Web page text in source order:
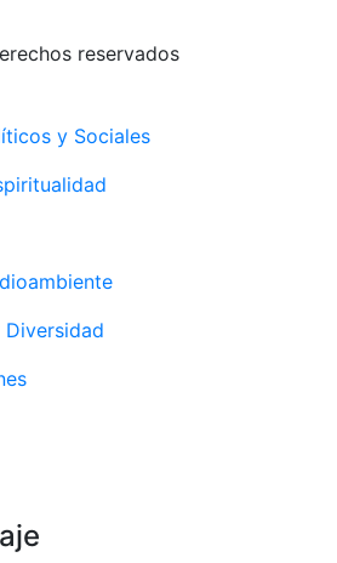
reservados
y Sociales